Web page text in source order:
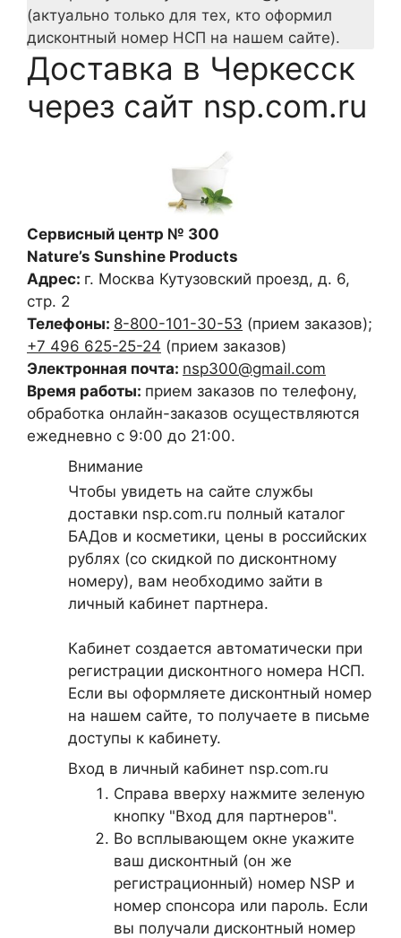
(актуально только для тех, кто оформил
дисконтный номер НСП на нашем сайте).
Доставка в Черкесск
через сайт nsp.com.ru
Сервисный центр № 300
Nature’s Sunshine Products
Адрес: г. Москва Кутузовский проезд, д. 6,
стр. 2
Телефоны: 8-800-101-30-53 (прием заказов);
+7 496 625-25-24 (прием заказов)
Электронная почта: nsp300@gmail.com
Время работы: прием заказов по телефону,
обработка онлайн-заказов осуществляются
ежедневно с 9:00 до 21:00.
Внимание
Чтобы увидеть на сайте службы
доставки nsp.com.ru полный каталог
БАДов и косметики, цены в российских
рублях (со скидкой по дисконтному
номеру), вам необходимо зайти в
личный кабинет партнера.
Кабинет создается автоматически при
регистрации дисконтного номера НСП.
Если вы оформляете дисконтный номер
на нашем сайте, то получаете в письме
доступы к кабинету.
Вход в личный кабинет nsp.com.ru
Справа вверху нажмите зеленую
кнопку "Вход для партнеров".
Во всплывающем окне укажите
ваш дисконтный (он же
регистрационный) номер NSP и
номер спонсора или пароль. Если
вы получали дисконтный номер